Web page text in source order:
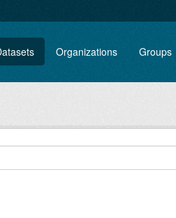
Organizations Groups